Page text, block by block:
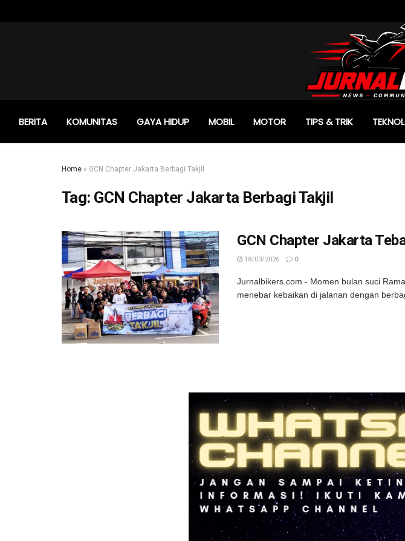
BERITA KOMUNITAS GAYA HIDUP MOBIL MOTOR TIPS & TRIK
Home » GCN Chapter Jakarta Berbagi Takjil
Tag: GCN Chapter Jakarta Berbagi Takjil
GCN Chapter Jakarta
18/03/2026 0
Jurnalbikers.com - Momen bulan suci
menebar kebaikan di jalanan dengan